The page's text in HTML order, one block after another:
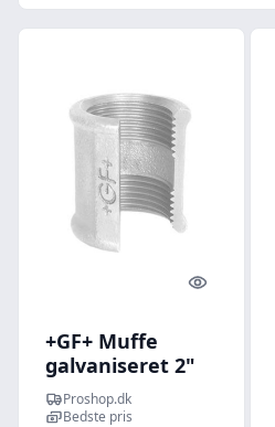
Quick look
+GF+ Muffe
galvaniseret 2"
Proshop.dk
Bedste pris